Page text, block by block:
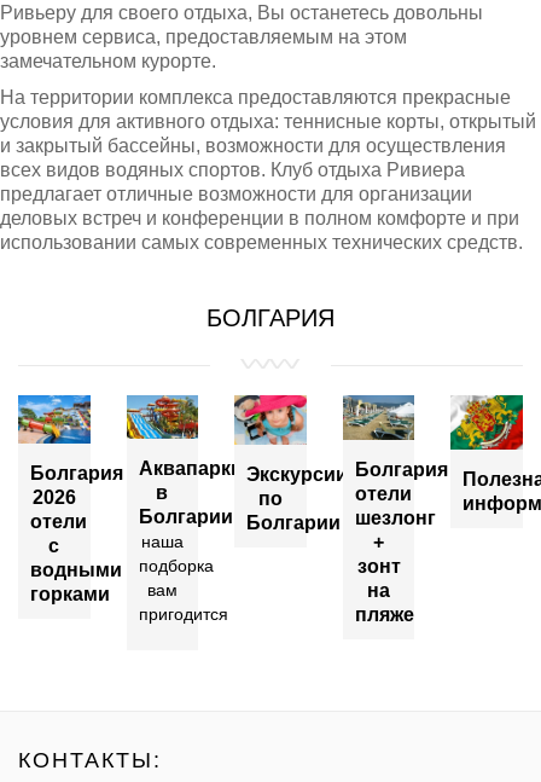
Ривьеру для своего отдыха, Вы останетесь довольны
уровнем сервиса, предоставляемым на этом
замечательном курорте.
На территории комплекса предоставляются прекрасные
условия для активного отдыха: теннисные корты, открытый
и закрытый бассейны, возможности для осуществления
всех видов водяных спортов. Клуб отдыха Ривиера
предлагает отличные возможности для организации
деловых встреч и конференции в полном комфорте и при
использовании самых современных технических средств.
БОЛГАРИЯ
Болгария
2026
отели
с
водными
горками
Аквапарки
в
Болгарии
наша
подборка
вам
пригодится
Экскурсии
по
Болгарии
Болгария
отели
шезлонг
+
зонт
на
пляже
КОНТАКТЫ: